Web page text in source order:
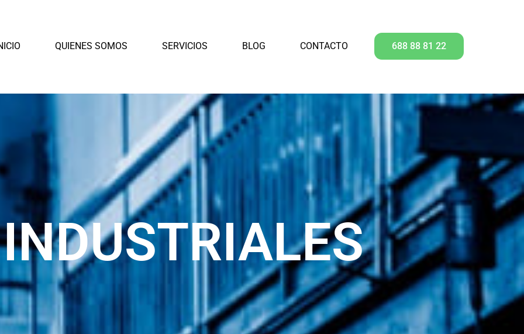
QUIENES SOMOS SERVICIOS BLOG CONTACTO 688 88 81 22